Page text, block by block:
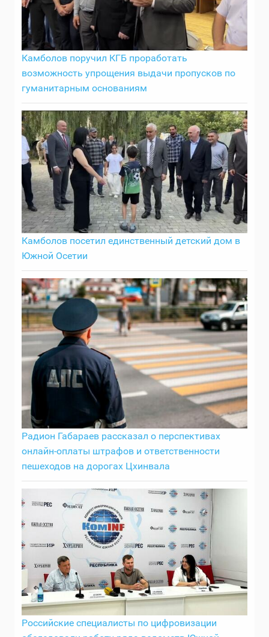
Камболов поручил КГБ проработать
возможность упрощения выдачи пропусков по
гуманитарным основаниям
Камболов посетил единственный детский дом в
Южной Осетии
Радион Габараев рассказал о перспективах
онлайн-оплаты штрафов и ответственности
пешеходов на дорогах Цхинвала
Российские специалисты по цифровизации